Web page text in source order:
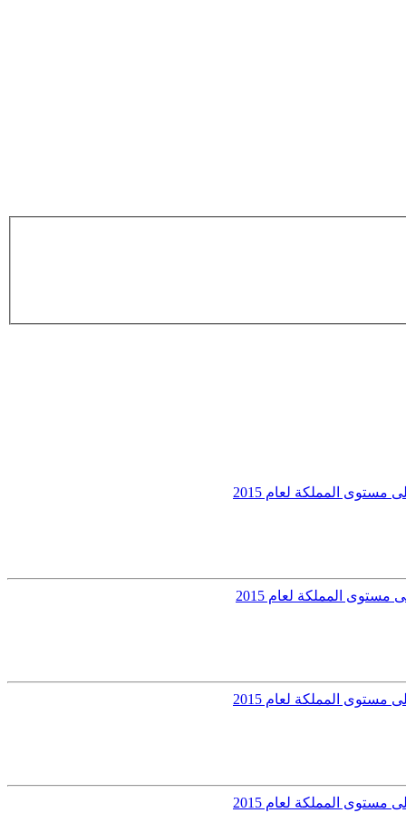
المملكة لعام 2015
المملكة لعام 2015
المملكة لعام 2015
المملكة لعام 2015